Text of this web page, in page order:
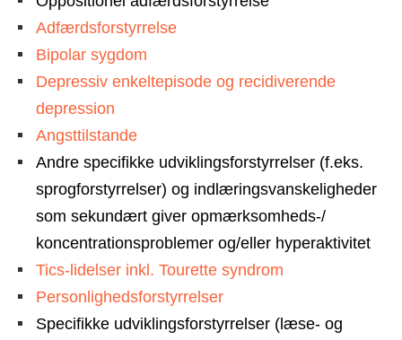
Adfærdsforstyrrelse
Bipolar sygdom
Depressiv enkeltepisode og recidiverende
depression
Angsttilstande
Andre specifikke udviklingsforstyrrelser (f.eks.
sprogforstyrrelser) og indlæringsvanskeligheder
som sekundært giver opmærksomheds-/
koncentrationsproblemer og/eller hyperaktivitet
Tics-lidelser inkl. Tourette syndrom
Personlighedsforstyrrelser
Specifikke udviklingsforstyrrelser (læse- og